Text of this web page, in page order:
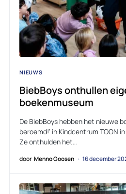
NIEUWS
BiebBoys onthullen
boekenmuseum
De BiebBoys hebben het nieuwe
beroemd!’ in Kindcentrum TOON
Ze onthulden het…
door Menno Goosen 16 december